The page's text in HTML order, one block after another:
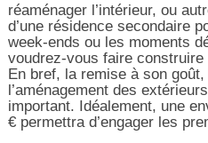
réaménager l’intérieur, ou
d’une résidence secondaire
week-ends ou les moments
voudrez-vous faire
En bref, la remise à son
l’aménagement des
important. Idéalement, une
€ permettra d’engager les